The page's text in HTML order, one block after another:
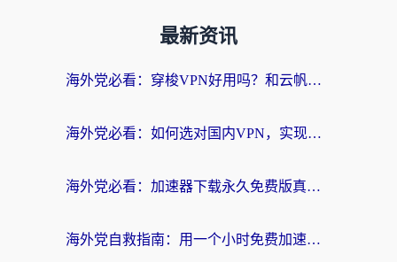
最新资讯
海外党必看：穿梭VPN好用吗？和云帆VPN对比哪个回国效果更好？附真实测评+避坑指南
海外党必看：如何选对国内VPN，实现无缝访问国内资源？
海外党必看：加速器下载永久免费版真的存在吗？教你无缝访问国内资源的正确姿势
海外党自救指南：用一个小时免费加速器，轻松打破国内资源访问壁垒？